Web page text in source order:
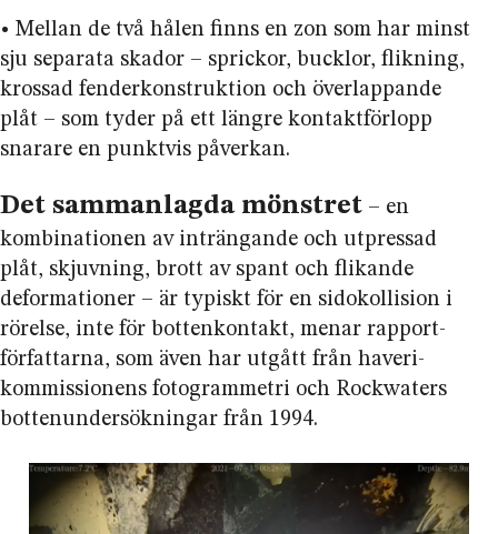
• Mellan de två hålen finns en zon som har minst
sju separata skador – sprickor, bucklor, flikning,
krossad fender­konstruktion och över­lappande
plåt – som tyder på ett längre kontakt­förlopp
snarare en punktvis påverkan.
Det sammanlagda mönstret – en
kombinationen av inträngande och utpressad
plåt, skjuvning, brott av spant och flikande
deformationer – är typiskt för en sidokollision i
rörelse, inte för bottenkontakt, menar rapport­
författarna, som även har utgått från haveri­
kommissionens fotogrammetri och Rockwaters
botten­undersökningar från 1994.